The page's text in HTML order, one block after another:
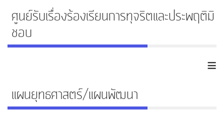
ศูนย์รับเรื่องร้องเรียนการทุจริตและประพฤติมิ
ชอบ
≡
แผนยุทธศาสตร์/แผนพัฒนา